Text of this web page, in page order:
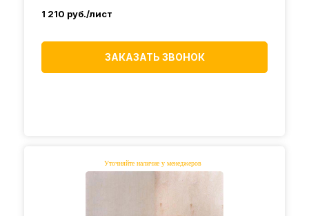
1 210 руб./лист
ЗАКАЗАТЬ ЗВОНОК